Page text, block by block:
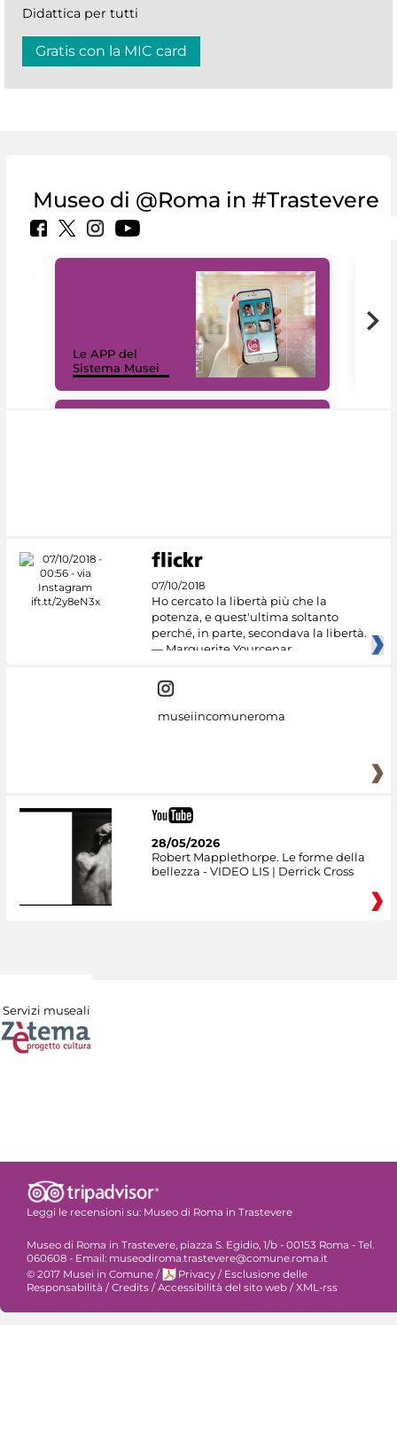
Didattica per tutti
Gratis con la MIC card
Museo di @Roma in #Trastevere
Le APP del
Sistema Musei
07/10/2018
Ho cercato la libertà più che la
potenza, e quest'ultima soltanto
perché, in parte, secondava la libertà.
— Marguerite Yourcenar
museiincomuneroma
28/05/2026
Robert Mapplethorpe. Le forme della
bellezza - VIDEO LIS | Derrick Cross
Servizi museali
Leggi le recensioni su: Museo di Roma in Trastevere
Museo di Roma in Trastevere, piazza S. Egidio, 1/b - 00153 Roma - Tel.
060608 - Email: museodiroma.trastevere@comune.roma.it
© 2017 Musei in Comune / Privacy / Esclusione delle
Responsabilità / Credits / Accessibilità del sito web / XML-rss